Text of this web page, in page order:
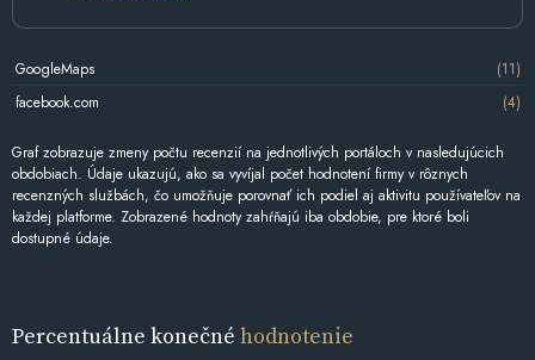
GoogleMaps
(11)
facebook.com
(4)
Graf zobrazuje zmeny počtu recenzií na jednotlivých portáloch v nasledujúcich
obdobiach. Údaje ukazujú, ako sa vyvíjal počet hodnotení firmy v rôznych
recenzných službách, čo umožňuje porovnať ich podiel aj aktivitu používateľov na
každej platforme. Zobrazené hodnoty zahŕňajú iba obdobie, pre ktoré boli
dostupné údaje.
Percentuálne konečné hodnotenie